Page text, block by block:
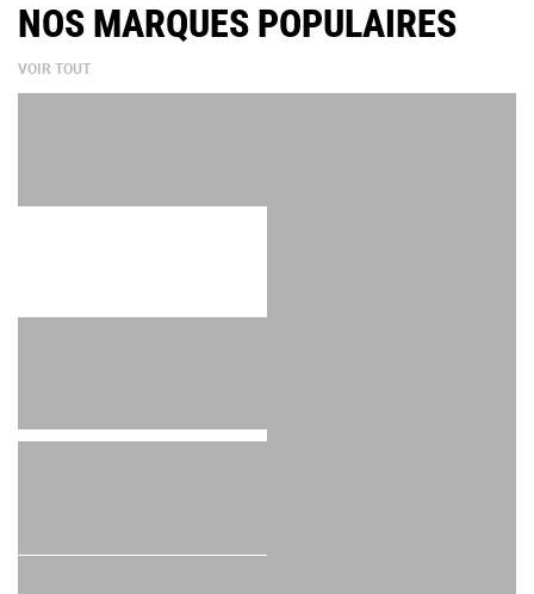
NOS MARQUES POPULAIRES
VOIR TOUT